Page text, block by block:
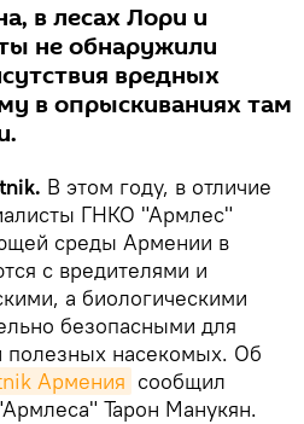
в лесах Лори и
не обнаружили
вредных
в опрыскиваниях там
В этом году, в отличие
ГНКО "Армлес"
среды Армении в
с вредителями и
а биологическими
безопасными для
полезных насекомых. Об
Армения сообщил
Тарон Манукян.